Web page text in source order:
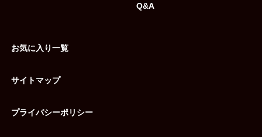
Q&A
お気に入り一覧
サイトマップ
プライバシーポリシー